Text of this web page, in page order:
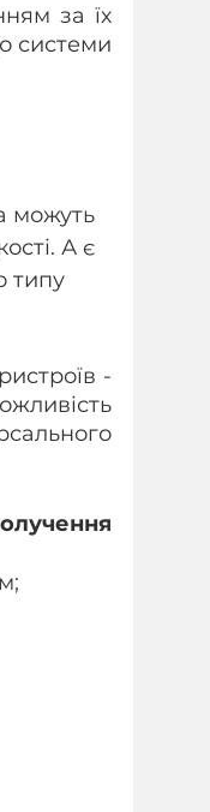
за їх
системи
можуть
А є
типу
-